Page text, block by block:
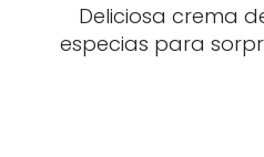
Deliciosa crema
especias para